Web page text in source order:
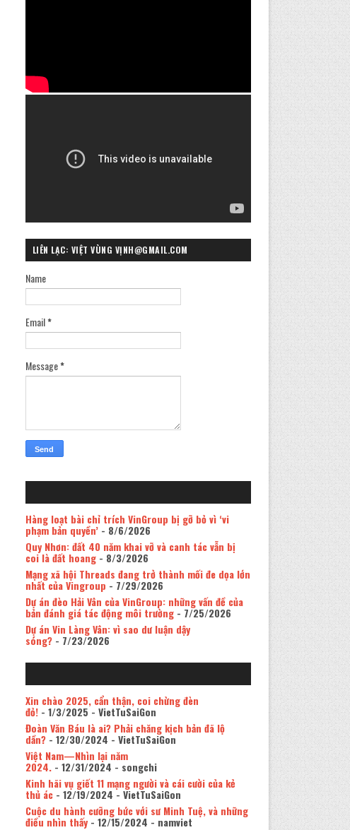
LIÊN LẠC: VIỆT VÙNG VỊNH@GMAIL.COM
Name
Email*
Message*
Hàng loạt bài chỉ trích VinGroup bị gỡ bỏ vì ‘vi
phạm bản quyền’- 8/6/2026
Quy Nhơn: đất 40 năm khai vỡ và canh tác vẫn bị
coi là đất hoang- 8/3/2026
Mạng xã hội Threads đang trở thành mối đe dọa lớn
nhất của Vingroup - 7/29/2026
Dự án đèo Hải Vân của VinGroup: những vấn đề của
bản đánh giá tác động môi trường- 7/25/2026
Dự án Vin Làng Vân: vì sao dư luận dậy
sóng?- 7/23/2026
Xin chào 2025, cẩn thận, coi chừng đèn
đỏ!- 1/3/2025 - VietTuSaiGon
Đoàn Văn Báu là ai? Phải chăng kịch bản đã lộ
dần?- 12/30/2024 - VietTuSaiGon
Việt Nam—Nhìn lại năm
2024.- 12/31/2024 - songchi
Kinh hãi vụ giết 11 mạng người và cái cười của kẻ
thủ ác- 12/19/2024 - VietTuSaiGon
Cuộc du hành cưỡng bức với sư Minh Tuệ, và những
điều nhìn thấy- 12/15/2024 - namviet